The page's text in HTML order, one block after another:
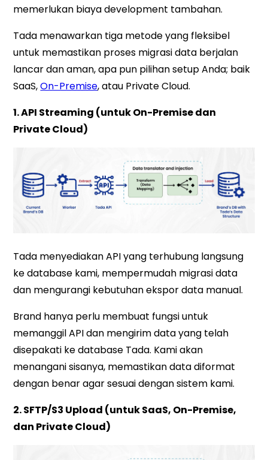
memerlukan biaya development tambahan.
Tada menawarkan tiga metode yang fleksibel
untuk memastikan proses migrasi data berjalan
lancar dan aman, apa pun pilihan setup Anda; baik
SaaS,On-Premise, atau Private Cloud.
1. API Streaming (untuk On-Premise dan
Private Cloud)
Tada menyediakan API yang terhubung langsung
ke database kami, mempermudah migrasi data
dan mengurangi kebutuhan ekspor data manual.
Brand hanya perlu membuat fungsi untuk
memanggil API dan mengirim data yang telah
disepakati ke database Tada. Kami akan
menangani sisanya, memastikan data diformat
dengan benar agar sesuai dengan sistem kami.
2. SFTP/S3 Upload (untuk SaaS, On-Premise,
dan Private Cloud)